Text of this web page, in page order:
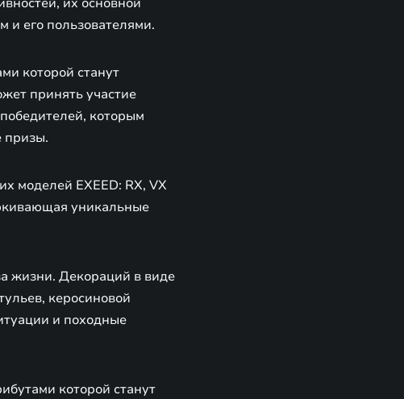
и его пользователями.
которой станут
принять участие
которым
призы.
моделей EXEED: RX, VX
уникальные
жизни. Декораций в виде
керосиновой
и походные
которой станут